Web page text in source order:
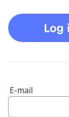
E-mail